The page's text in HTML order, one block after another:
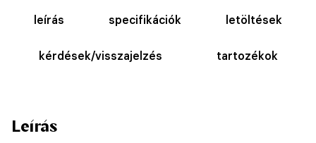
leírás specifikációk letöltések
kérdések/visszajelzés tartozékok
Leírás